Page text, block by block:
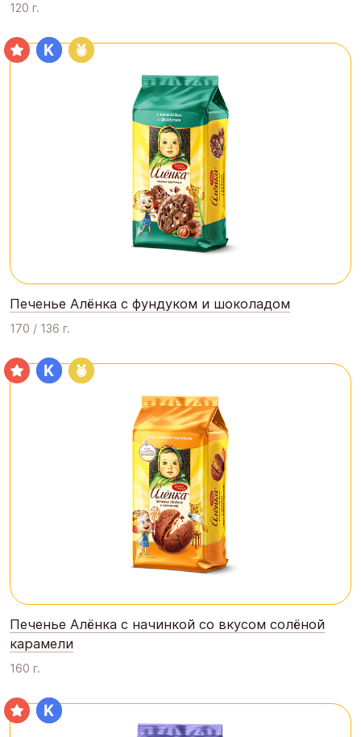
120 г.
Печенье Алёнка с фундуком и шоколадом
170 / 136 г.
Печенье Алёнка с начинкой со вкусом солёной
карамели
160 г.